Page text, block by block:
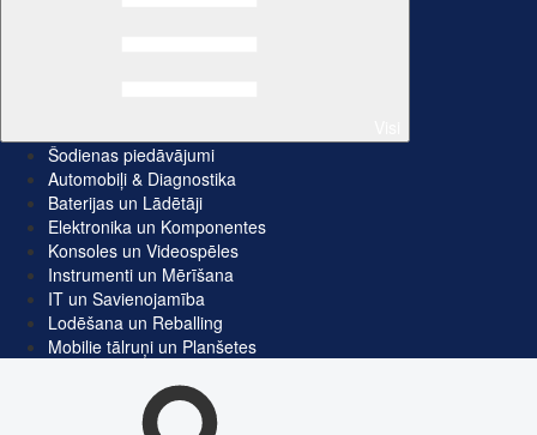
Šodienas piedāvājumi
Automobiļi & Diagnostika
Baterijas un Lādētāji
Elektronika un Komponentes
Konsoles un Videospēles
Instrumenti un Mērīšana
IT un Savienojamība
Lodēšana un Reballing
Mobilie tālruņi un Planšetes